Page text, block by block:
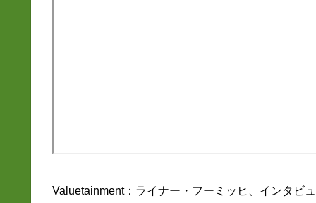
Valuetainment：ライナー・フーミッヒ、インタビ